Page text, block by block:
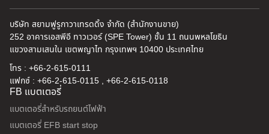
บริษัท สยามฟูรูกาวาเทรดดิ้ง จำกัด (สำนักงานขาย)
252 อาคารเอสพีอี ทาวเวอร์ (SPE Tower) ชั้น 11 ถนนพหลโยธิน
แขวงสามเสนใน เขตพญาไท กรุงเทพฯ 10400 ประเทศไทย
โทร : +66-2-615-0111
แฟกซ์ : +66-2-615-0115 , +66-2-615-0118
FB แบตเตอรี่
แบตเตอรี่สำหรับรถยนต์ไฟฟ้า
แบตเตอรี่ EFB start stop